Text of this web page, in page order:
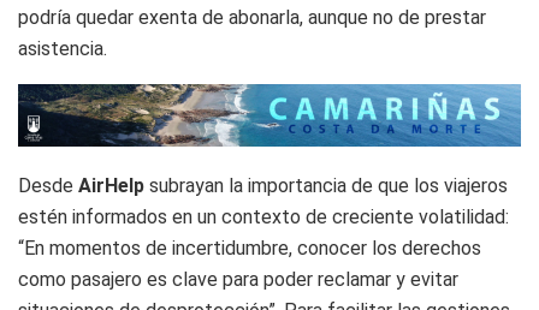
podría quedar exenta de abonarla, aunque no de prestar
asistencia.
Desde AirHelp subrayan la importancia de que los viajeros
estén informados en un contexto de creciente volatilidad:
“En momentos de incertidumbre, conocer los derechos
como pasajero es clave para poder reclamar y evitar